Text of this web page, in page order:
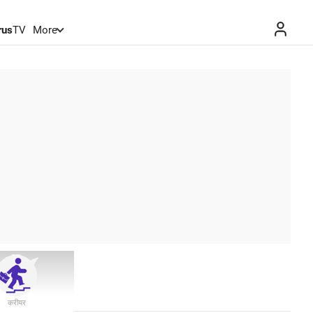
TV More
करीयर